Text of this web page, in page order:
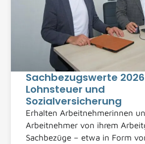
Sachbezugswerte
Lohnsteuer und
Sozialversicherung
Erhalten Arbeitnehmerinnen
Arbeitnehmer von ihrem
Sachbezüge – etwa in Form